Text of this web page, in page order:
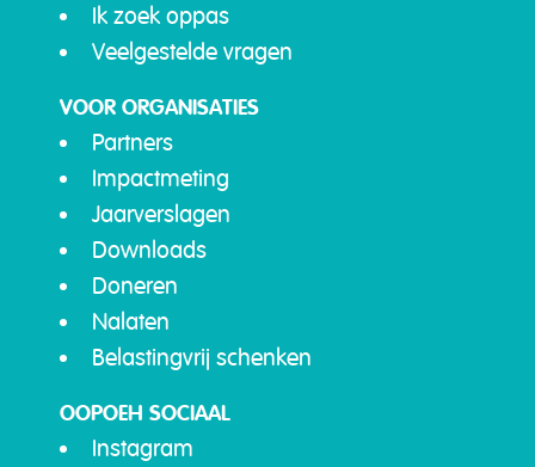
Ik zoek oppas
Veelgestelde vragen
VOOR ORGANISATIES
Partners
Impactmeting
Jaarverslagen
Downloads
Doneren
Nalaten
Belastingvrij schenken
OOPOEH SOCIAAL
Instagram